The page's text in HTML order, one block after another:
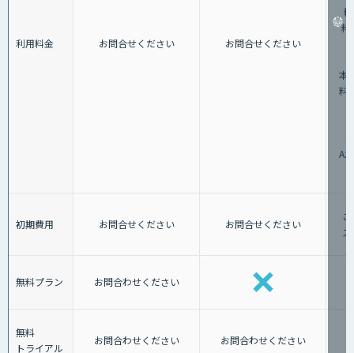
利用料金 お問合せください お問合せください
料
本
料
初期費用 お問合せください お問合せください
無料プラン お問合わせください
無料
トライアル
お問合わせください お問合わせください